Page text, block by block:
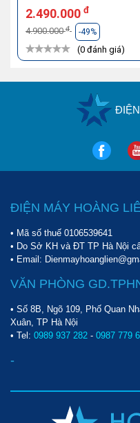
2.490.000 đ
4.900.000đ -49%
(0 đánh giá)
ĐIỆN MÁY HOÀNG
• Mã số thuế 0106539641
• Do Sở KH và ĐT TP Hà Nội
• Email:
VĂN PHÒNG
• Số 8B, Ngõ 109, Phố Quan
Xuân, TP Hà Nội
• Tel: 0989 937 282 - 0987 779
-